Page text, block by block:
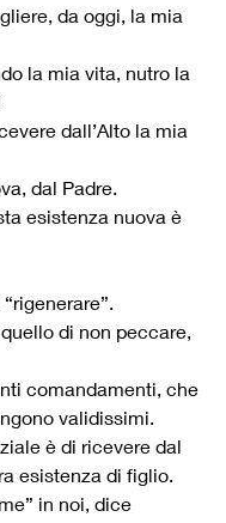
da oggi, la mia
la mia vita, nutro la
dall’Alto la mia
dal Padre.
esistenza nuova è
di non peccare,
comandamenti, che
validissimi.
è di ricevere dal
esistenza di figlio.
in noi, dice